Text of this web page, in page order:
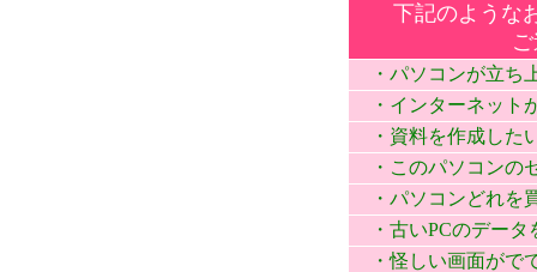
下記のような
・パソコンが立ち
・インターネット
・資料を作成した
・このパソコンの
・パソコンどれを
・古いPCのデータ
・怪しい画面がで